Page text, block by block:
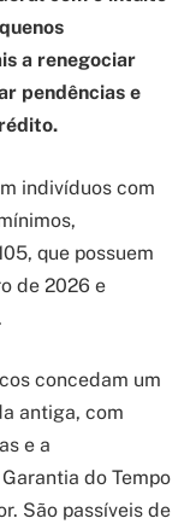
a renegociar
pendências e
indivíduos com
que possuem
de 2026 e
concedam um
antiga, com
e a
do Tempo
São passíveis de